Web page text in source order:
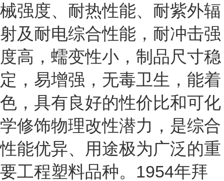
械强度、耐热性能、耐紫外辐
射及耐电综合性能，耐冲击强
度高，蠕变性小，制品尺寸稳
定，易增强，无毒卫生，能着
色，具有良好的性价比和可化
学修饰物理改性潜力，是综合
性能优异、用途极为广泛的重
要工程塑料品种。1954年拜